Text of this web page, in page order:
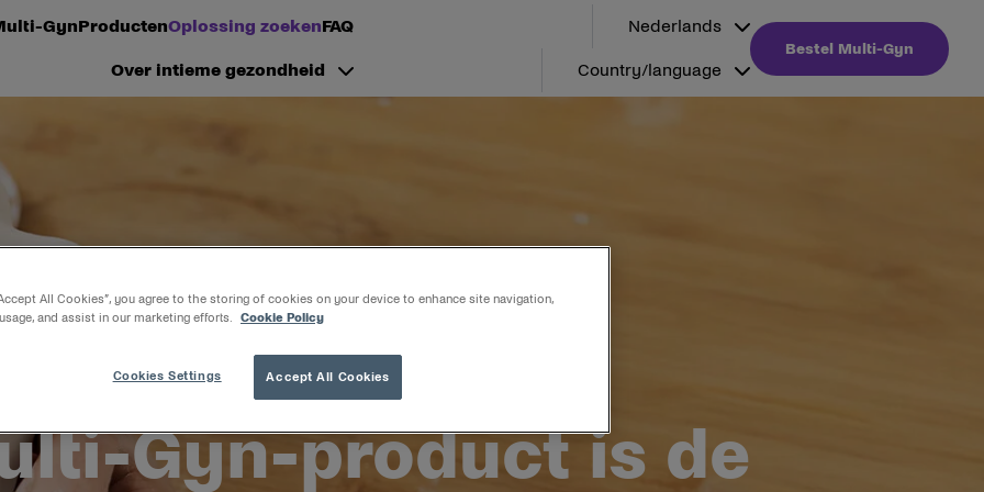
GynProductenOplossing zoekenFAQ
Over intieme gezondheid
Nederlands
Country/language
Bestel Multi-Gyn
Gyn-product is de
All Cookies”, you agree to the storing of cookies on your device to enhance site navigation,
and assist in our marketing efforts.
Cookie Policy
Accept All Cookies
Cookies Settings